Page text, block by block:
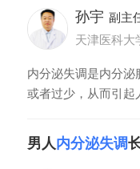
孙宇 副主
天津医科大
内分泌失调是内分
或者过少，从而引起
差异很大，如女性出
房发育、性功能下降
男人内分泌失调